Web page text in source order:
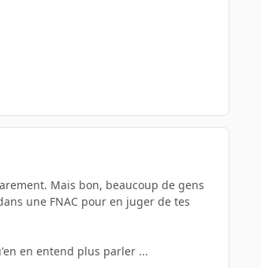
Mais bon, beaucoup de gens
une FNAC pour en juger de tes
en entend plus parler ...